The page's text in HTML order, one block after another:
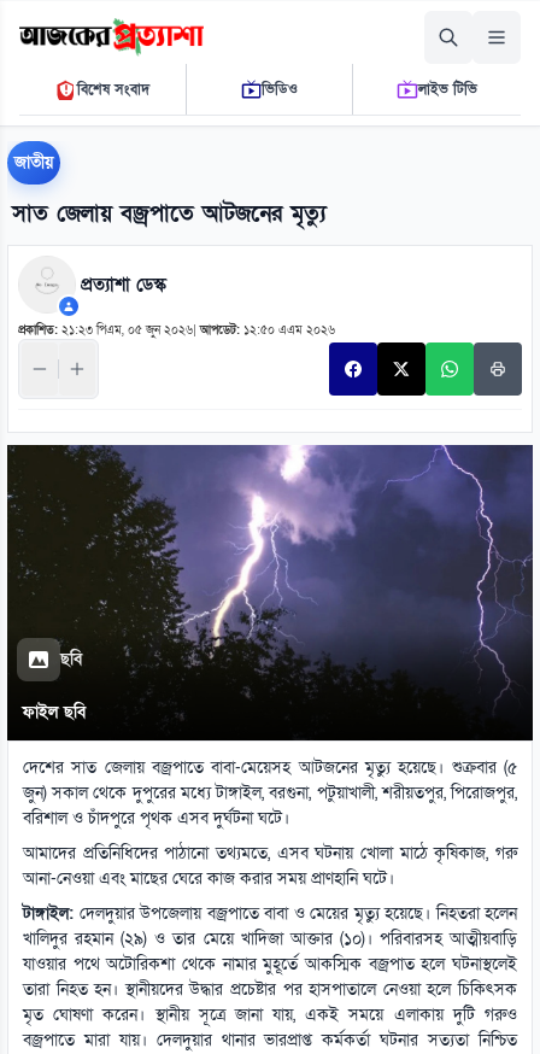
বৃহস্পতিবার, ০৬ আগস্ট ২০২৬
০৬:২৬:১০ এ.এম.THE DAILY AJKER PROTTASHA
বিশেষ সংবাদ ভিডিও লাইভ টিভি
জাতীয়
সাত জেলায় বজ্রপাতে আটজনের মৃত্যু
প্রত্যাশা ডেস্ক
প্রকাশিত: ২১:২৩ পিএম, ০৫ জুন ২০২৬ |আপডেট: ১২:৫০ এএম ২০২৬
ছবি
ফাইল ছবি
দেশের সাত জেলায় বজ্রপাতে বাবা-মেয়েসহ আটজনের মৃত্যু হয়েছে। শুক্রবার (৫
জুন) সকাল থেকে দুপুরের মধ্যে টাঙ্গাইল, বরগুনা, পটুয়াখালী, শরীয়তপুর, পিরোজপুর,
বরিশাল ও চাঁদপুরে পৃথক এসব দুর্ঘটনা ঘটে।
আমাদের প্রতিনিধিদের পাঠানো তথ্যমতে, এসব ঘটনায় খোলা মাঠে কৃষিকাজ, গরু
আনা-নেওয়া এবং মাছের ঘেরে কাজ করার সময় প্রাণহানি ঘটে।
টাঙ্গাইল: দেলদুয়ার উপজেলায় বজ্রপাতে বাবা ও মেয়ের মৃত্যু হয়েছে। নিহতরা হলেন
খালিদুর রহমান (২৯) ও তার মেয়ে খাদিজা আক্তার (১০)। পরিবারসহ আত্মীয়বাড়ি
যাওয়ার পথে অটোরিকশা থেকে নামার মুহূর্তে আকস্মিক বজ্রপাত হলে ঘটনাস্থলেই
তারা নিহত হন। স্থানীয়দের উদ্ধার প্রচেষ্টার পর হাসপাতালে নেওয়া হলে চিকিৎসক
মৃত ঘোষণা করেন। স্থানীয় সূত্রে জানা যায়, একই সময়ে এলাকায় দুটি গরুও
বজ্রপাতে মারা যায়। দেলদুয়ার থানার ভারপ্রাপ্ত কর্মকর্তা ঘটনার সত্যতা নিশ্চিত